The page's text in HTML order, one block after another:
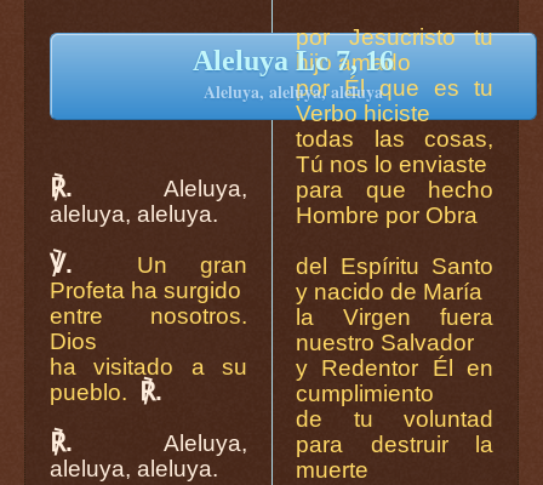
Aleluya Lc 7, 16
Aleluya, aleluya, aleluya
℟.
Aleluya,
aleluya, aleluya.
℣.
Un gran
Profeta ha surgido
entre nosotros.
Dios
ha visitado a su
pueblo.
℟.
℟.
Aleluya,
aleluya, aleluya.
por Jesucristo tu
hijo amado
por Él que es tu
Verbo hiciste
todas las cosas,
Tú nos lo enviaste
para que hecho
Hombre por Obra
del Espíritu Santo
y nacido de María
la Virgen fuera
nuestro Salvador
y Redentor Él en
cumplimiento
de tu voluntad
para destruir la
muerte